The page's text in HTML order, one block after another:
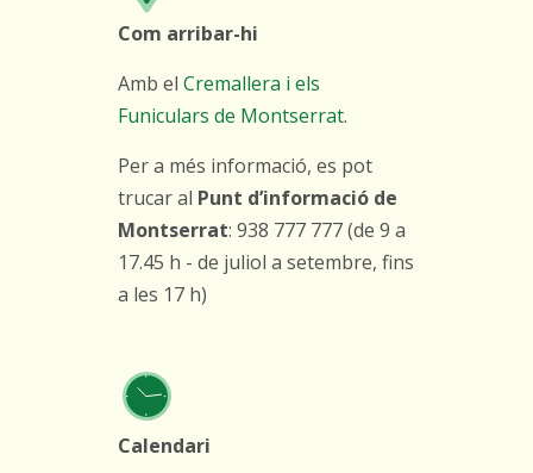
Com arribar-hi
Amb elCremallera i els
Funiculars de Montserrat.
Per a més informació, es pot
trucar al Punt d’informació de
Montserrat: 938 777 777 (de 9 a
17.45 h - de juliol a setembre, fins
a les 17 h)
Calendari